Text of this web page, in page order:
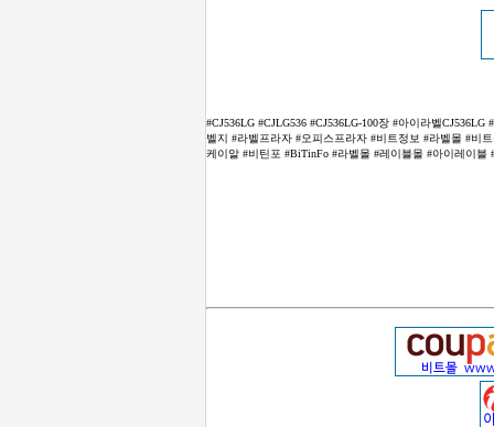
#CJ536LG #CJLG536 #CJ536LG-100장 #아이라벨
벨지 #라벨프라자 #오피스프라자 #비트정보 #라벨몰 #비
케이알 #비틴포 #BiTinFo #라벨몰 #레이블몰 #아이레이블